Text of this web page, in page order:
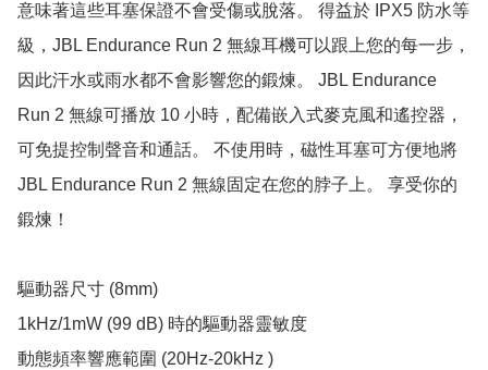
意味著這些耳塞保證不會受傷或脫落。 得益於 IPX5 防水等
級，JBL Endurance Run 2 無線耳機可以跟上您的每一步，
因此汗水或雨水都不會影響您的鍛煉。 JBL Endurance
Run 2 無線可播放 10 小時，配備嵌入式麥克風和遙控器，
可免提控制聲音和通話。 不使用時，磁性耳塞可方便地將
JBL Endurance Run 2 無線固定在您的脖子上。 享受你的
鍛煉！
驅動器尺寸 (8mm)
1kHz/1mW (99 dB) 時的驅動器靈敏度
動態頻率響應範圍 (20Hz-20kHz )